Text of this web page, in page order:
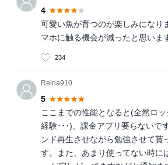
4
可愛い魚が育つのが楽しみになり
マホに触る機会が減ったと思いま
234
Reina910
5
ここまでの性能となると(全然ロ
経験･･･)、課金アプリ要らないで
ンド再生させながら勉強させて貰
す。また、あまり使ってない時に